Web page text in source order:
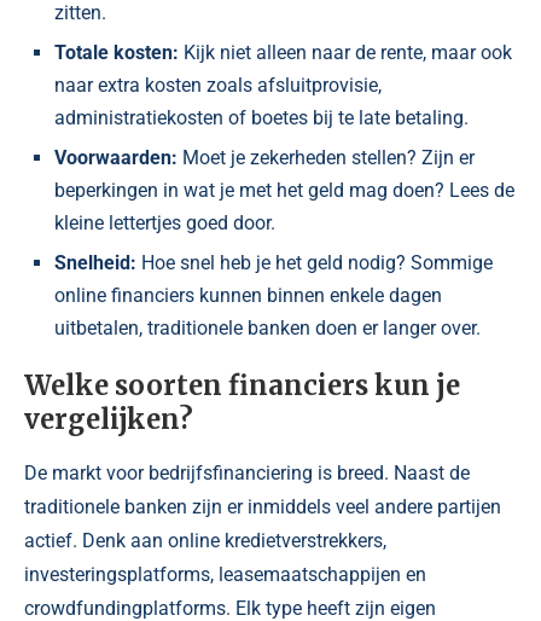
zitten.
Totale kosten: Kijk niet alleen naar de rente, maar ook
naar extra kosten zoals afsluitprovisie,
administratiekosten of boetes bij te late betaling.
Voorwaarden: Moet je zekerheden stellen? Zijn er
beperkingen in wat je met het geld mag doen? Lees de
kleine lettertjes goed door.
Snelheid: Hoe snel heb je het geld nodig? Sommige
online financiers kunnen binnen enkele dagen
uitbetalen, traditionele banken doen er langer over.
Welke soorten financiers kun je
vergelijken?
De markt voor bedrijfsfinanciering is breed. Naast de
traditionele banken zijn er inmiddels veel andere partijen
actief. Denk aan online kredietverstrekkers,
investeringsplatforms, leasemaatschappijen en
crowdfundingplatforms. Elk type heeft zijn eigen